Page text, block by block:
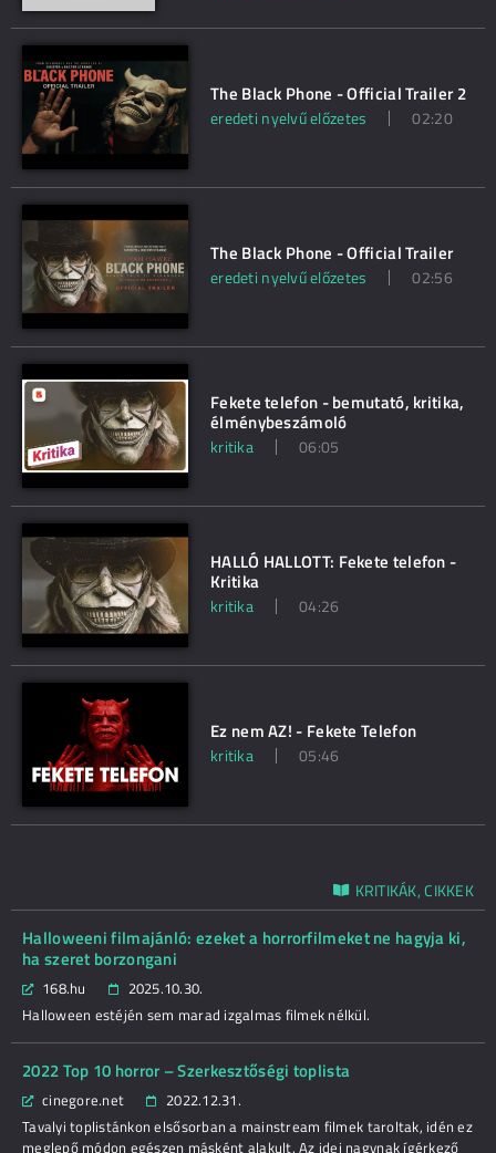
The Black Phone - Official Trailer 2
eredeti nyelvű előzetes 02:20
The Black Phone - Official Trailer
eredeti nyelvű előzetes 02:56
Fekete telefon - bemutató, kritika,
élménybeszámoló
kritika 06:05
HALLÓ HALLOTT: Fekete telefon -
Kritika
kritika 04:26
Ez nem AZ! - Fekete Telefon
kritika 05:46
KRITIKÁK, CIKKEK
Halloweeni filmajánló: ezeket a horrorfilmeket ne hagyja ki,
ha szeret borzongani
168.hu
2025.10.30.
Halloween estéjén sem marad izgalmas filmek nélkül.
2022 Top 10 horror – Szerkesztőségi toplista
cinegore.net
2022.12.31.
Tavalyi toplistánkon elsősorban a mainstream filmek taroltak, idén ez
meglepő módon egészen másként alakult. Az idei nagynak ígérkező